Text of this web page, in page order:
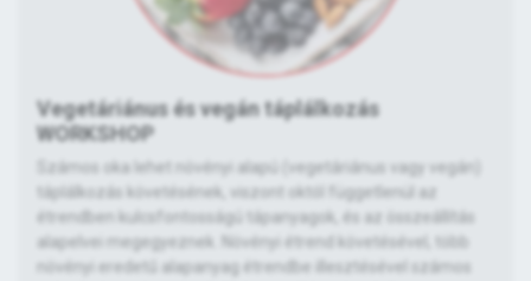
Vegetáriánus és vegán táplálkozás
WORKSHOP
Számos oka lehet növényi alapú (vegetáriánus vagy vegán)
táplálkozás követésének, viszont októl függetlenül az
étrendben kulcsfontosságú tápanyagok, és az összeállítás
alapelvei megegyeznek. Növényi étrend követésével, több
növényi eredetű alapanyag étrendbe illesztésével számos